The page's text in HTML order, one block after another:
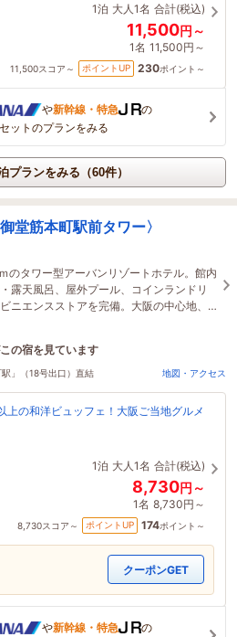
1泊 大人1名 合計(税込)
11,500円～
1名 11,500円～
11,500スコア～ ポイントUP 230ポイント～
や新幹線・特急
の
ットのプランをみる
プランをみる（60件）
堂筋本町駅前タワー〉
のタワー型アーバンリゾートホテル。館内
露天風呂、屋外プール、コインランドリ
ニエンスストアを完備。大阪の中心地、
へ電車１本５分で好アクセス!
の宿を見ています
に予約されました
」（18号出口）直結 地図・アクセス
上の和洋ビュッフェ！大阪ご当地グルメ
1泊 大人1名 合計(税込)
8,730円～
1名 8,730円～
8,730スコア～ ポイントUP 174ポイント～
クーポンGET
や新幹線・特急
の